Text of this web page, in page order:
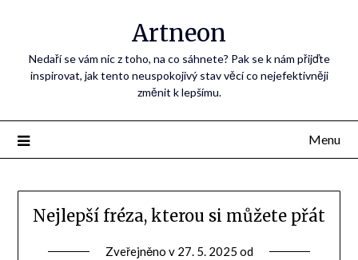
Artneon
Nedaří se vám nic z toho, na co sáhnete? Pak se k nám přijďte
inspirovat, jak tento neuspokojivý stav věcí co nejefektivněji
změnit k lepšímu.
Menu
Nejlepší fréza, kterou si můžete přát
Zveřejněno v 27. 5. 2025 od